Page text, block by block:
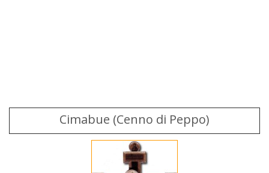
Cimabue (Cenno di Peppo)